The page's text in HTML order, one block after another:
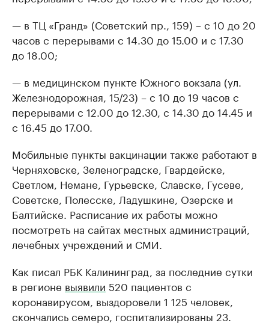
— в ТЦ «Гранд» (Советский пр., 159) – с 10 до 20
часов с перерывами с 14.30 до 15.00 и с 17.30
до 18.00;
— в медицинском пункте Южного вокзала (ул.
Железнодорожная, 15/23) – с 10 до 19 часов с
перерывами с 12.00 до 12.30, с 14.30 до 14.45 и
с 16.45 до 17.00.
Мобильные пункты вакцинации также работают в
Черняховске, Зеленоградске, Гвардейске,
Светлом, Немане, Гурьевске, Славске, Гусеве,
Советске, Полесске, Ладушкине, Озерске и
Балтийске. Расписание их работы можно
посмотреть на сайтах местных администраций,
лечебных учреждений и СМИ.
Как писал РБК Калининград, за последние сутки
в регионе выявили 520 пациентов с
коронавирусом, выздоровели 1 125 человек,
скончались семеро, госпитализированы 23.